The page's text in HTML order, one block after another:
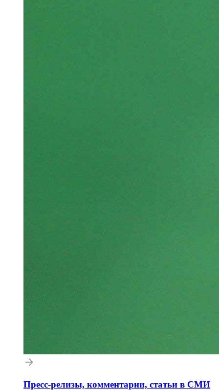
Пресс-релизы, комментарии, статьи в СМИ